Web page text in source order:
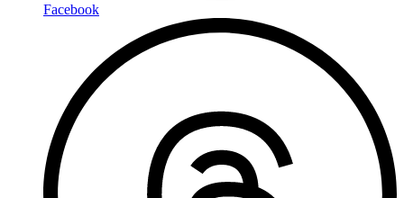
Facebook